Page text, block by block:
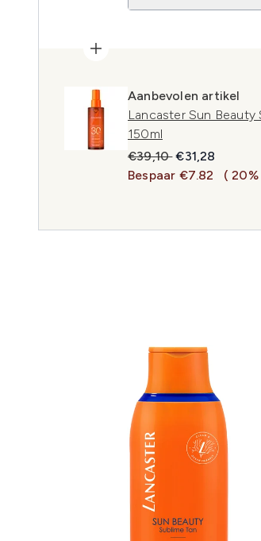
Aanbevolen artikel
Lancaster Sun Beauty
150ml
Recommended Retail
€39,10Huidige prijs:
€31,28
Bespaar €7.82
(